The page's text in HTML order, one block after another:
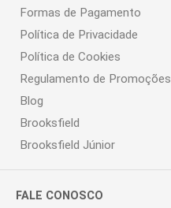
Formas de Pagamento
Política de Privacidade
Política de Cookies
Regulamento de Promoções
Blog
Brooksfield
Brooksfield Júnior
FALE CONOSCO